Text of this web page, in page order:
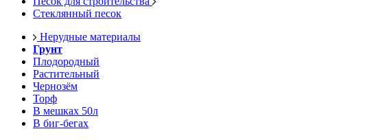
Стеклянный песок
Нерудные материалы
Грунт
Плодородный
Растительный
Чернозём
Торф
В мешках 50л
В биг-бегах